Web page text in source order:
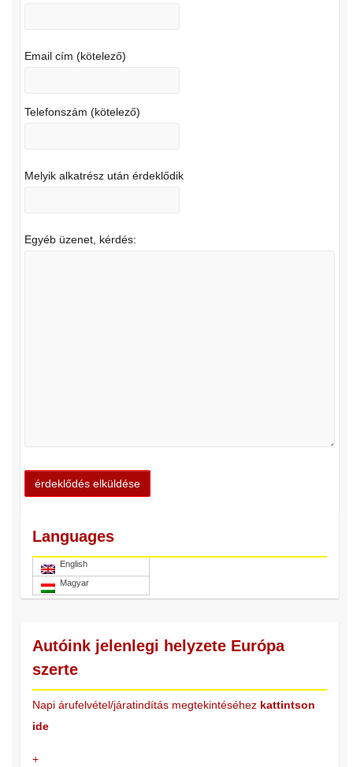
Email cím (kötelező)
Telefonszám (kötelező)
Melyik alkatrész után érdeklődik
Egyéb üzenet, kérdés:
Languages
English
Magyar
Autóink jelenlegi helyzete Európa
szerte
Napi árufelvétel/járatindítás megtekintéséhez kattintson
ide
+